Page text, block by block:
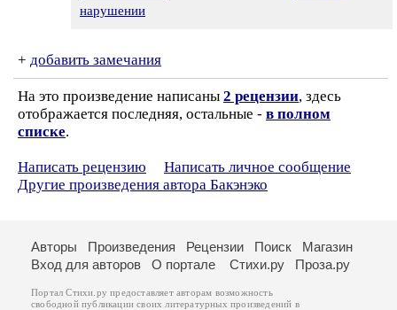
нарушении
+ добавить замечания
На это произведение написаны 2 рецензии, здесь
отображается последняя, остальные - в полном
списке.
Написать рецензию
Написать личное сообщение
Другие произведения автора Бакэнэко
Авторы Произведения Рецензии Поиск
Магазин
Вход для авторов
О портале Стихи.ру Проза.ру
Портал Стихи.ру предоставляет авторам возможность
свободной публикации своих литературных произведений в